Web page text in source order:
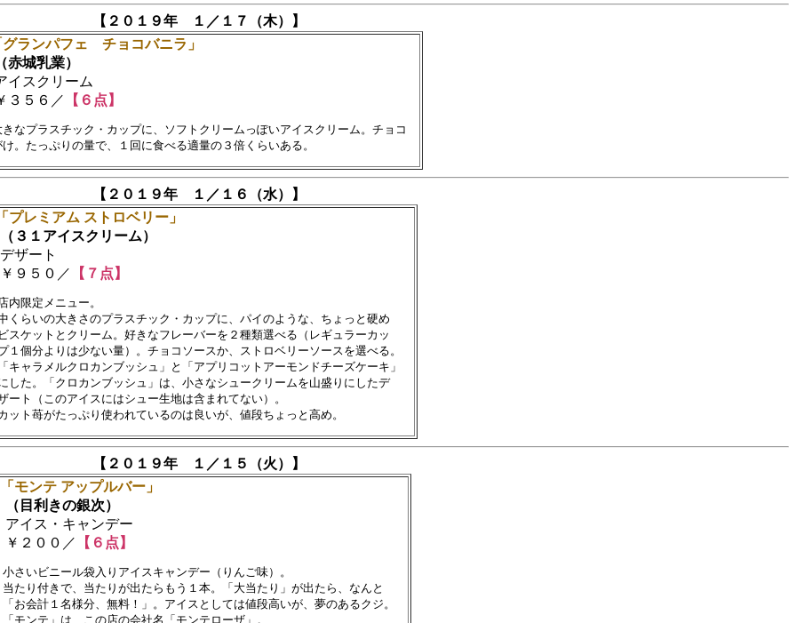
【２０１９年 １／１７（木）】
グランパフェ チョコバニラ」
城乳業）
スクリーム
５６／
【６点】
なプラスチック・カップに、ソフトクリームっぽいアイスクリーム。チョコ
【２０１９年 １／１６（水）】
プレミアム ストロベリー」
３１アイスクリーム）
ザート
９５０／ 【７点】
内限定メニュー。
くらいの大きさのプラスチック・カップに、パイのような、ちょっと硬め
スケットとクリーム。好きなフレーバーを２種類選べる（レギュラーカッ
１個分よりは少ない量）。チョコソースか、ストロベリーソースを選べる。
キャラメルクロカンブッシュ」と「アプリコットアーモンドチーズケーキ」
した。「クロカンブッシュ」は、小さなシュークリームを山盛りにしたデ
ート（このアイスにはシュー生地は含まれてない）。
【２０１９年 １／１５（火）】
モンテ アップルバー」
目利きの銀次）
イス・キャンデー
２００／
【６点】
さいビニール袋入りアイスキャンデー（りんご味）。
たり付きで、当たりが出たらもう１本。「大当たり」が出たら、なんと
お会計１名様分、無料！」。アイスとしては値段高いが、夢のあるクジ。